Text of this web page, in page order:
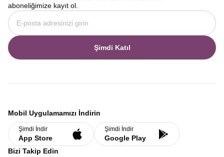
aboneliğimize kayıt ol.
Şimdi Katıl
Mobil Uygulamamızı İndirin
Şimdi İndir
App Store
Şimdi İndir
Google Play
Bizi Takip Edin